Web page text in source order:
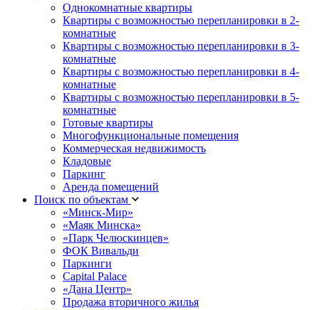
Однокомнатные квартиры
Квартиры с возможностью перепланировки в 2-
комнатные
Квартиры с возможностью перепланировки в 3-
комнатные
Квартиры с возможностью перепланировки в 4-
комнатные
Квартиры с возможностью перепланировки в 5-
комнатные
Готовые квартиры
Многофункциональные помещения
Коммерческая недвижимость
Кладовые
Паркинг
Аренда помещений
Поиск по объектам
«Минск-Мир»
«Маяк Минска»
«Парк Челюскинцев»
ФОК Вивальди
Паркинги
Capital Palace
«Дана Центр»
Продажа вторичного жилья